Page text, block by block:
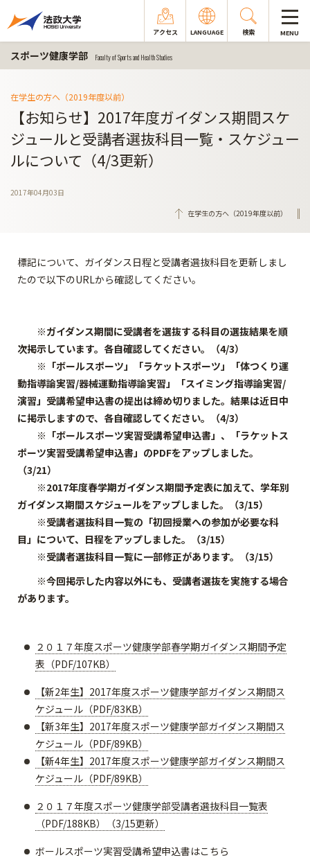
アクセス LANGUAGE 検索 MENU
スポーツ健康学部 Faculty of Sports and Health Studies
在学生の方へ（2019年度以前）
【お知らせ】2017年度ガイダンス期間スケ
ジュールと受講者選抜科目一覧・スケジュー
ルについて（4/3更新）
2017年04月03日
在学生の方へ（2019年度以前）
標記について、ガイダンス日程と受講者選抜科目を更新しまし
たので以下のURLから確認してください。
※ガイダンス期間に受講者を選抜する科目の選抜結果を順
次掲示しています。各自確認してください。（4/3）
※「ボールスポーツ」「ラケットスポーツ」「体つくり運
動指導論実習/器械運動指導論実習」「スイミング指導論実習/
演習」受講希望申込書の提出は締め切りました。結果は近日中
に掲示しますので、各自確認してください。（4/3）
※「ボールスポーツ実習受講希望申込書」、「ラケットス
ポーツ実習受講希望申込書」のPDFをアップしました。
（3/21）
※2017年度春学期ガイダンス期間予定表に加えて、学年別
ガイダンス期間スケジュールをアップしました。（3/15）
※受講者選抜科目一覧の「初回授業への参加が必要な科
目」について、日程をアップしました。（3/15）
※受講者選抜科目一覧に一部修正があります。（3/15）
※今回掲示した内容以外にも、受講者選抜を実施する場合
があります。
２０１７年度スポーツ健康学部春学期ガイダンス期間予定
表（PDF/107KB）
【新2年生】2017年度スポーツ健康学部ガイダンス期間ス
ケジュール（PDF/83KB）
【新3年生】2017年度スポーツ健康学部ガイダンス期間ス
ケジュール（PDF/89KB）
【新4年生】2017年度スポーツ健康学部ガイダンス期間ス
ケジュール（PDF/89KB）
２０１７年度スポーツ健康学部受講者選抜科目一覧表
（PDF/188KB）（3/15更新）
ボールスポーツ実習受講希望申込書はこちら